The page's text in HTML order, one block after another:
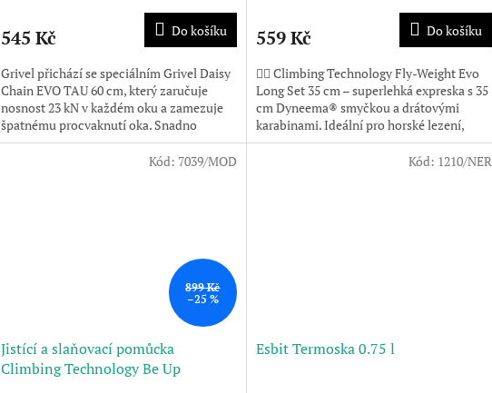
545 Kč Do košíku
Grivel přichází se speciálním Grivel Daisy
Chain EVO TAU 60 cm, který zaručuje
nosnost 23 kN v každém oku a zamezuje
špatnému procvaknutí oka. Snadno
nastavitelná potřebná...
559 Kč Do košíku
🧗‍♂️ Climbing Technology Fly-Weight Evo
Long Set 35 cm – superlehká expreska s 35
cm Dyneema® smyčkou a drátovými
karabinami. Ideální pro horské lezení,
vícedélkové cesty,...
899 Kč
–25 %
Jistící a slaňovací pomůcka
Climbing Technology Be Up
Kód: 7039/MOD
Esbit Termoska 0.75 l
Kód: 1210/NER